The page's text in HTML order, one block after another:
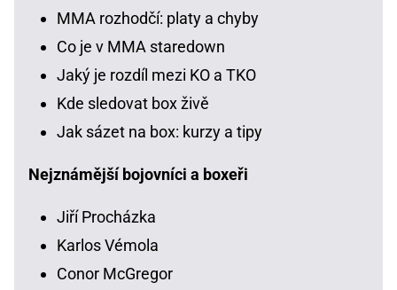
MMA rozhodčí: platy a chyby
Co je v MMA staredown
Jaký je rozdíl mezi KO a TKO
Kde sledovat box živě
Jak sázet na box: kurzy a tipy
Nejznámější bojovníci a boxeři
Jiří Procházka
Karlos Vémola
Conor McGregor